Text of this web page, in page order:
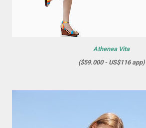
Athenea Vita
($59.000 - US$116 app)